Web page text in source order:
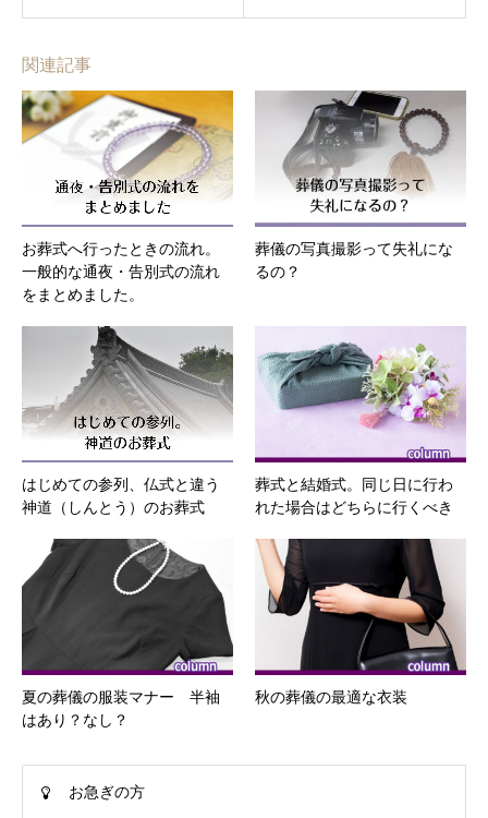
関連記事
お葬式へ行ったときの流れ。
一般的な通夜・告別式の流れ
をまとめました。
葬儀の写真撮影って失礼にな
るの？
はじめての参列、仏式と違う
神道（しんとう）のお葬式
葬式と結婚式。同じ日に行わ
れた場合はどちらに行くべき
夏の葬儀の服装マナー 半袖
はあり？なし？
秋の葬儀の最適な衣装
お急ぎの方